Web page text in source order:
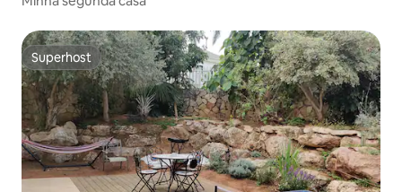
Superhost
Superhost